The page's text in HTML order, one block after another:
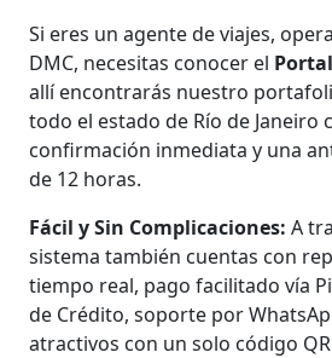
Si eres un agente de viajes,
DMC, necesitas conocer el
allí encontrarás nuestro
todo el estado de Río de Janeiro
confirmación inmediata y una
de 12 horas.
Fácil y Sin Complicaciones: A
sistema también cuentas con
tiempo real, pago facilitado vía
de Crédito, soporte por
atractivos con un solo código